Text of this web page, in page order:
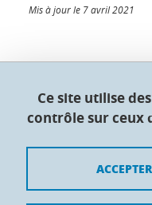
Mis à jour le 7 avril 2021
Collège doctoral de
Maison du doctorat
France
Ce site utilise
contrôle sur ceux